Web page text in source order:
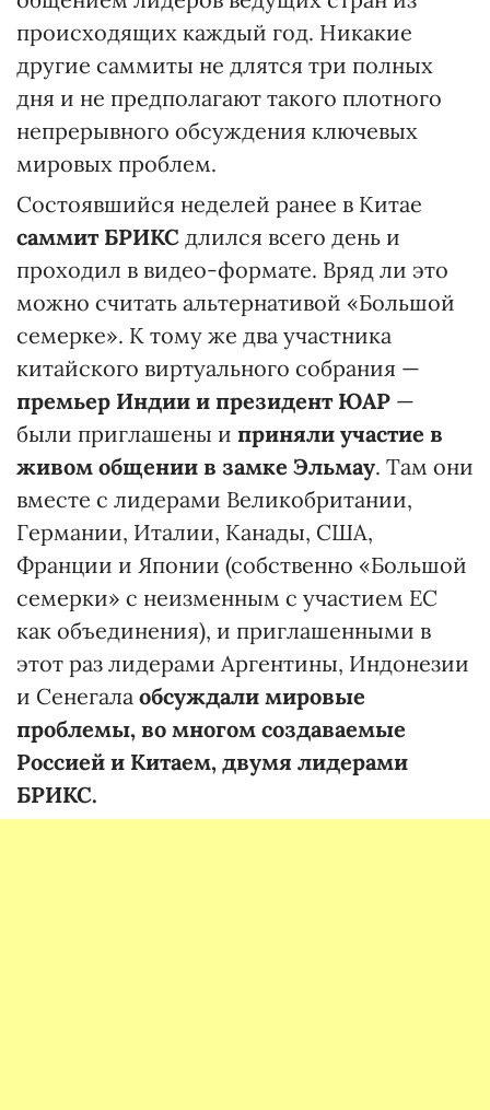
происходящих каждый год. Никакие
другие саммиты не длятся три полных
дня и не предполагают такого плотного
непрерывного обсуждения ключевых
мировых проблем.
Состоявшийся неделей ранее в Китае
саммит БРИКС длился всего день и
проходил в видео-формате. Вряд ли это
можно считать альтернативой «Большой
семерке». К тому же два участника
китайского виртуального собрания —
премьер Индии и президент ЮАР —
были приглашены и приняли участие в
живом общении в замке Эльмау. Там они
вместе с лидерами Великобритании,
Германии, Италии, Канады, США,
Франции и Японии (собственно «Большой
семерки» с неизменным с участием ЕС
как объединения), и приглашенными в
этот раз лидерами Аргентины, Индонезии
и Сенегала обсуждали мировые
проблемы, во многом создаваемые
Россией и Китаем, двумя лидерами
БРИКС.